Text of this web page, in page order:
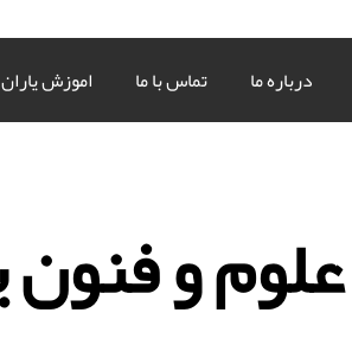
درباره ما تماس با ما اموزش یاران